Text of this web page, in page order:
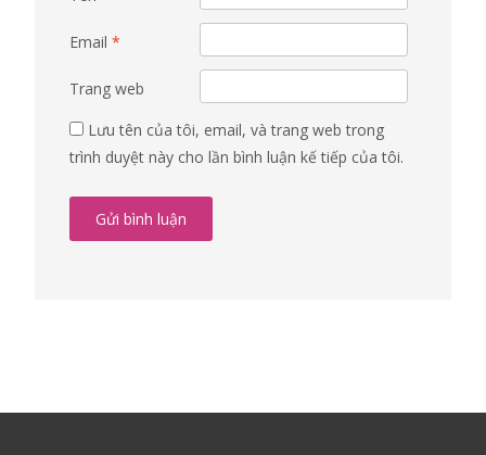
Email *
Trang web
Lưu tên của tôi, email, và trang web trong
trình duyệt này cho lần bình luận kế tiếp của tôi.